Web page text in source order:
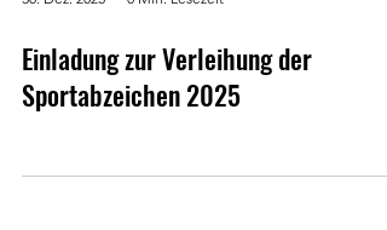
30. Dez. 2025 0 Min. Lesezeit
Einladung zur Verleihung der